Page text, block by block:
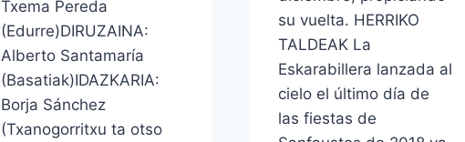
Txema Pereda
(Edurre)DIRUZAINA:
Alberto Santamaría
(Basatiak)IDAZKARIA:
Borja Sánchez
(Txanogorritxu ta otso
su vuelta. HERRIKO
TALDEAK La
Eskarabillera lanzada al
cielo el último día de
las fiestas de